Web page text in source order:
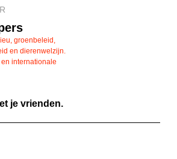
groenbeleid,
en dierenwelzijn.
internationale
je vrienden.